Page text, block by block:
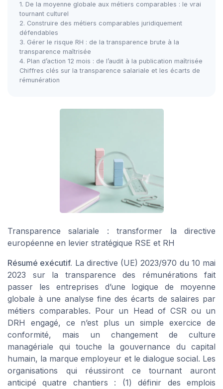
1. De la moyenne globale aux métiers comparables : le vrai
tournant culturel
2. Construire des métiers comparables juridiquement
défendables
3. Gérer le risque RH : de la transparence brute à la
transparence maîtrisée
4. Plan d’action 12 mois : de l’audit à la publication maîtrisée
Chiffres clés sur la transparence salariale et les écarts de
rémunération
Transparence salariale : transformer la directive
européenne en levier stratégique RSE et RH
Résumé exécutif. La directive (UE) 2023/970 du 10 mai
2023 sur la transparence des rémunérations fait
passer les entreprises d’une logique de moyenne
globale à une analyse fine des écarts de salaires par
métiers comparables. Pour un Head of CSR ou un
DRH engagé, ce n’est plus un simple exercice de
conformité, mais un changement de culture
managériale qui touche la gouvernance du capital
humain, la marque employeur et le dialogue social. Les
organisations qui réussiront ce tournant auront
anticipé quatre chantiers : (1) définir des emplois